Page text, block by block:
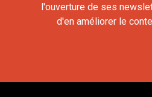
l'ouverture de ses
d'en améliorer le